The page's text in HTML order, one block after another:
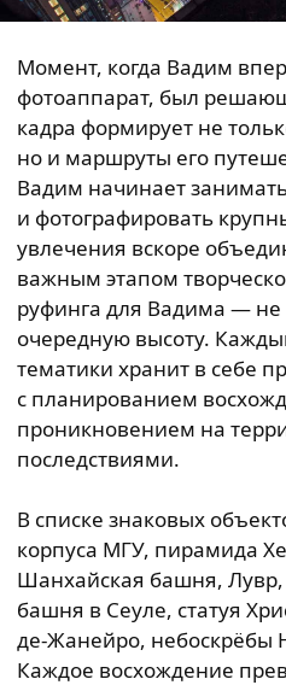
Момент, когда Вадим
фотоаппарат, был
кадра формирует не
но и маршруты его
Вадим начинает
и фотографировать
увлечения вскоре
важным этапом
руфинга для Вадима — не
очередную высоту.
тематики хранит в себе
с планированием
проникновением на
последствиями.
В списке знаковых
корпуса МГУ, пирамида
Шанхайская башня,
башня в Сеуле, статуя
де-Жанейро, небоскрёбы
Каждое восхождение